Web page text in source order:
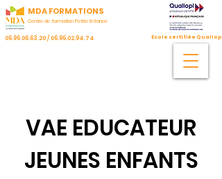
MDA FORMATIONS
Centre de formation Petite Enfance
06.96.06.63.20/06.96.02.94.74 Ecole certifiée Qualiopi
VAE EDUCATEUR
JEUNES ENFANTS